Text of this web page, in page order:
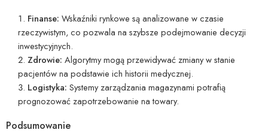
Finanse: Wskaźniki rynkowe są analizowane w czasie
rzeczywistym, co pozwala na szybsze podejmowanie decyzji
inwestycyjnych.
Zdrowie: Algorytmy mogą przewidywać zmiany w stanie
pacjentów na podstawie ich historii medycznej.
Logistyka: Systemy zarządzania magazynami potrafią
prognozować zapotrzebowanie na towary.
Podsumowanie